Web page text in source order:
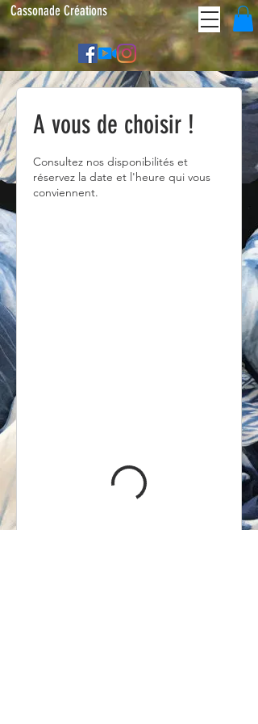
Cassonade Créations
A vous de choisir !
Consultez nos disponibilités et
réservez la date et l'heure qui vous
conviennent.